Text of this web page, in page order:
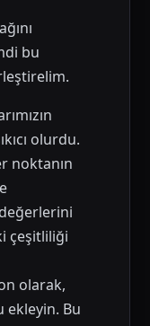
bu
olurdu.
noktanın
çeşitliliği
olarak,
ekleyin. Bu